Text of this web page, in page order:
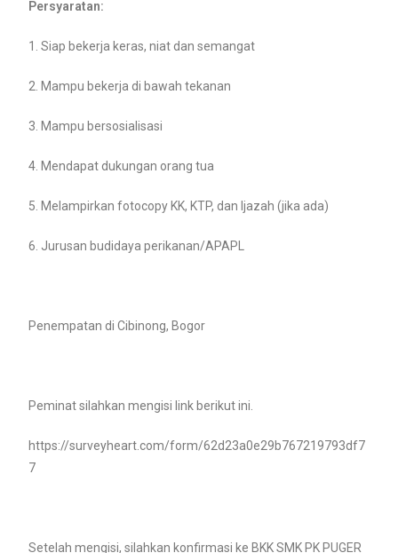
Persyaratan:
1. Siap bekerja keras, niat dan semangat
2. Mampu bekerja di bawah tekanan
3. Mampu bersosialisasi
4. Mendapat dukungan orang tua
5. Melampirkan fotocopy KK, KTP, dan Ijazah (jika ada)
6. Jurusan budidaya perikanan/APAPL
Penempatan di Cibinong, Bogor
Peminat silahkan mengisi link berikut ini.
https://surveyheart.com/form/62d23a0e29b767219793df7
7
Setelah mengisi, silahkan konfirmasi ke BKK SMK PK PUGER